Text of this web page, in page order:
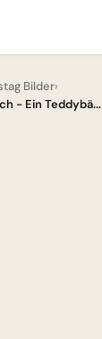
Bilder›
- Ein Teddybä...